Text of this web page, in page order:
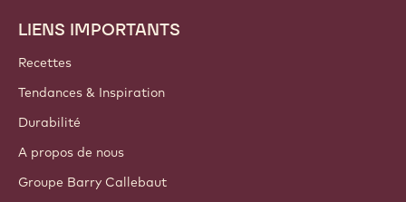
Footer
Callebaut
LIENS IMPORTANTS
Recettes
Tendances & Inspiration
Durabilité
A propos de nous
Groupe Barry Callebaut